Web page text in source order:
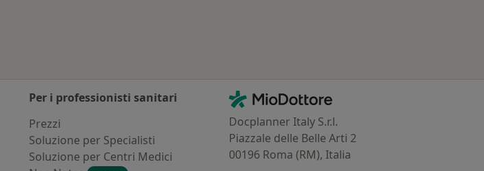
Per i professionisti sanitari
Prezzi
Soluzione per Specialisti
Soluzione per Centri Medici
Contatti
MioDottore - Homepage
Docplanner Italy S.r.l.
Piazzale delle Belle Arti 2
00196 Roma (RM), Italia